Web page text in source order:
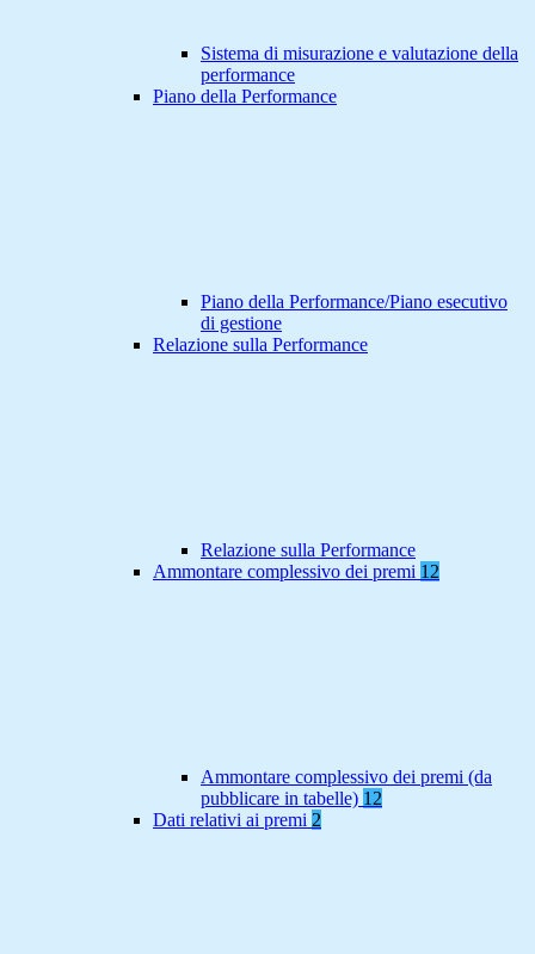
Sistema di misurazione e valutazione della
performance
Piano della Performance
Piano della Performance/Piano esecutivo
di gestione
Relazione sulla Performance
Relazione sulla Performance
Ammontare complessivo dei premi 12
Ammontare complessivo dei premi (da
pubblicare in tabelle) 12
Dati relativi ai premi 2